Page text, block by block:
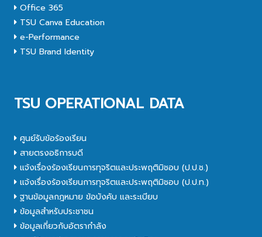
Office 365
TSU Canva Education
e-Performance
TSU Brand Identity
TSU OPERATIONAL DATA
ศูนย์รับข้อร้องเรียน
สายตรงอธิการบดี
แจ้งเรื่องร้องเรียนการทุจริตและประพฤติมิชอบ (ป.ป.ช.)
แจ้งเรื่องร้องเรียนการทุจริตและประพฤติมิชอบ (ป.ป.ท.)
ฐานข้อมูลกฎหมาย ข้อบังคับ และระเบียบ
ข้อมูลสำหรับประชาชน
ข้อมูลเกี่ยวกับอัตรากำลัง